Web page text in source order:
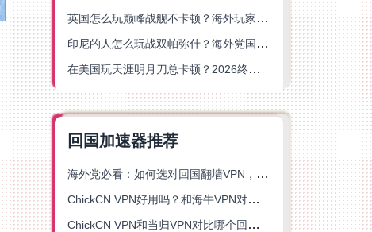
英国怎么玩巅峰战舰不卡顿？海外玩家国服游戏加速器终极指南
印尼的人怎么玩战双帕弥什？海外党国服游戏加速避坑指南
在美国玩天涯明月刀总卡顿？2026终极指南：选对加速器让你丝滑连招
回国加速器推荐
海外党必看：如何选对回国翻墙VPN，无缝解锁国内资源？
ChickCN VPN好用吗？和海牛VPN对比哪个回国效果更好？
ChickCN VPN和当归VPN对比哪个回国效果更好？海外党亲测后选了它